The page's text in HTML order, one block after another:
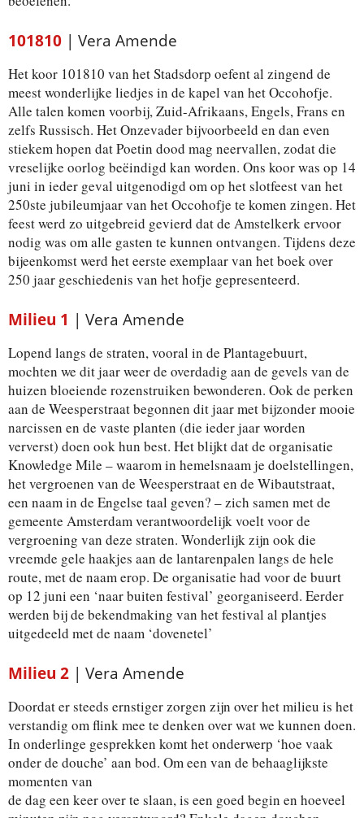
101810 | Vera Amende
Het koor 101810 van het Stadsdorp oefent al zingend de
meest wonderlijke liedjes in de kapel van het Occohofje.
Alle talen komen voorbij, Zuid-Afrikaans, Engels, Frans en
zelfs Russisch. Het Onzevader bijvoorbeeld en dan even
stiekem hopen dat Poetin dood mag neervallen, zodat die
vreselijke oorlog beëindigd kan worden. Ons koor was op 14
juni in ieder geval uitgenodigd om op het slotfeest van het
250ste jubileumjaar van het Occohofje te komen zingen. Het
feest werd zo uitgebreid gevierd dat de Amstelkerk ervoor
nodig was om alle gasten te kunnen ontvangen. Tijdens deze
bijeenkomst werd het eerste exemplaar van het boek over
250 jaar geschiedenis van het hofje gepresenteerd.
Milieu 1 | Vera Amende
Lopend langs de straten, vooral in de Plantagebuurt,
mochten we dit jaar weer de overdadig aan de gevels van de
huizen bloeiende rozenstruiken bewonderen. Ook de perken
aan de Weesperstraat begonnen dit jaar met bijzonder mooie
narcissen en de vaste planten (die ieder jaar worden
ververst) doen ook hun best. Het blijkt dat de organisatie
Knowledge Mile – waarom in hemelsnaam je doelstellingen,
het vergroenen van de Weesperstraat en de Wibautstraat,
een naam in de Engelse taal geven? – zich samen met de
gemeente Amsterdam verantwoordelijk voelt voor de
vergroening van deze straten. Wonderlijk zijn ook die
vreemde gele haakjes aan de lantarenpalen langs de hele
route, met de naam erop. De organisatie had voor de buurt
op 12 juni een ‘naar buiten festival’ georganiseerd. Eerder
werden bij de bekendmaking van het festival al plantjes
uitgedeeld met de naam ‘dovenetel’
Milieu 2 | Vera Amende
Doordat er steeds ernstiger zorgen zijn over het milieu is het
verstandig om flink mee te denken over wat we kunnen doen.
In onderlinge gesprekken komt het onderwerp ‘hoe vaak
onder de douche’ aan bod. Om een van de behaaglijkste
momenten van
de dag een keer over te slaan, is een goed begin en hoeveel